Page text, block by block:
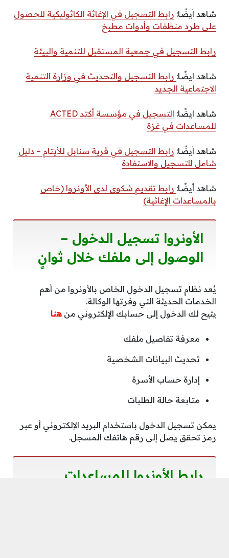
شاهد أيضًا: رابط التسجيل في الإغاثة الكاثوليكية للحصول
على طرد منظفات وأدوات مطبخ
رابط التسجيل في جمعية المستقبل للتنمية والبيئة
شاهد ايضًا: رابط التسجيل والتحديث في وزارة التنمية
الاجتماعية الجديد
شاهد ايضًا:
التسجيل في مؤسسة أكتد ACTED
للمساعدات في غزة
شاهد أيضًا: رابط التسجيل في قرية سنابل للأيتام – دليل
شامل للتسجيل والاستفادة
شاهد أيضًا: رابط تقديم شكوى لدى الأونروا (خاص
بالمساعدات الإغاثية)
الأونروا تسجيل الدخول –
الوصول إلى ملفك خلال ثوانٍ
يُعد نظام تسجيل الدخول الخاص بالأونروا من أهم
الخدمات الحديثة التي وفرتها الوكالة.
يتيح لك الدخول إلى حسابك الإلكتروني من هنا
معرفة تفاصيل ملفك
تحديث البيانات الشخصية
إدارة حساب الأسرة
متابعة حالة الطلبات
يمكن تسجيل الدخول باستخدام البريد الإلكتروني أو عبر
رمز تحقق يصل إلى رقم هاتفك المسجل.
رابط الأونروا للمساعدات